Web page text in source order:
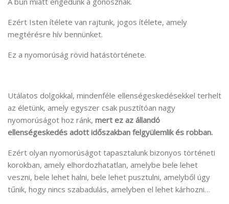
Ezért Isten ítélete van rajtunk, jogos ítélete, amely
megtérésre hív bennünket.
Ez a nyomorúság rövid hatástörténete.
Utálatos dolgokkal, mindenféle ellenségeskedésekkel terhelt
az életünk, amely egyszer csak pusztítóan nagy
nyomorúságot hoz ránk, mert ez az állandó
ellenségeskedés adott időszakban felgyülemlik és robban.
Ezért olyan nyomorúságot tapasztalunk bizonyos történeti
korokban, amely elhordozhatatlan, amelybe bele lehet
veszni, bele lehet halni, bele lehet pusztulni, amelyből úgy
tűnik, hogy nincs szabadulás, amelyben el lehet kárhozni…